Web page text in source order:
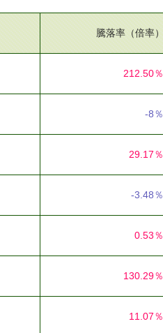
騰落率（倍率）
212.50％
-8％
29.17％
-3.48％
0.53％
130.29％
11.07％